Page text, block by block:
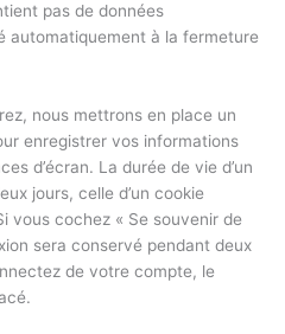
pas de données
automatiquement à la fermeture
nous mettrons en place un
enregistrer vos informations
d’écran. La durée de vie d’un
jours, celle d’un cookie
vous cochez « Se souvenir de
sera conservé pendant deux
de votre compte, le